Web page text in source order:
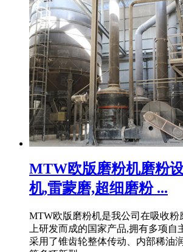
MTW欧版磨粉机磨粉
机,雷蒙磨,超细磨粉 ...
MTW欧版磨粉机是我公司在吸收粉
上研发而成的国家产品,拥有多项自
采用了锥齿轮整体传动、内部稀油